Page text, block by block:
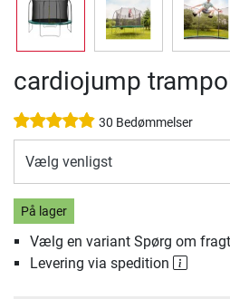
cardiojump
30 Bedømmelser
Vælg venligst
På lager
Vælg en variant Spørg om
Levering via spedition